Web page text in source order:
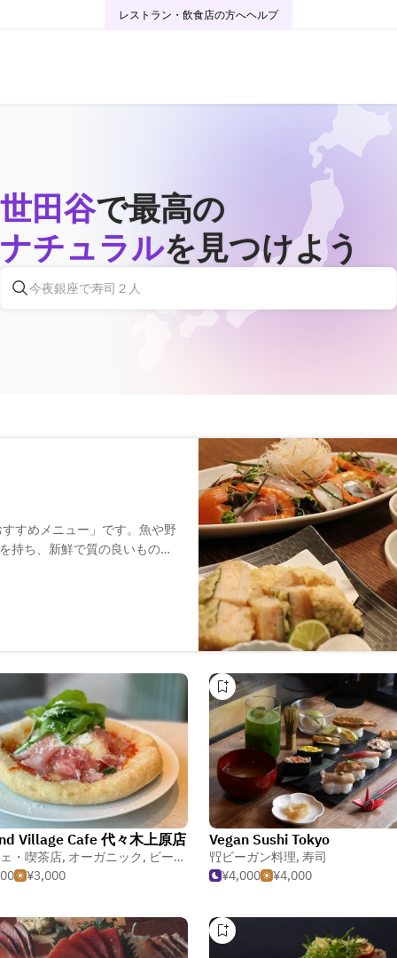
レストラン・飲食店の方へヘルプ
世田谷で最高の
ナチュラルを見つけよう
すめメニュー」です。魚や野
持ち、新鮮で質の良いものを
Village Cafe 代々木上原店
・喫茶店, オーガニック, ビーガン料理
¥3,000
Vegan Sushi Tokyo
ビーガン料理, 寿司
¥4,000
¥4,000